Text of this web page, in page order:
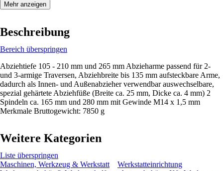
Mehr anzeigen
Beschreibung
Bereich überspringen
Abziehtiefe 105 - 210 mm und 265 mm Abzieharme passend für 2-
und 3-armige Traversen, Abziehbreite bis 135 mm aufsteckbare Arme,
dadurch als Innen- und Außenabzieher verwendbar auswechselbare,
spezial gehärtete Abziehfüße (Breite ca. 25 mm, Dicke ca. 4 mm) 2
Spindeln ca. 165 mm und 280 mm mit Gewinde M14 x 1,5 mm
Merkmale Bruttogewicht: 7850 g
Weitere Kategorien
Liste überspringen
Maschinen, Werkzeug & Werkstatt
Werkstatteinrichtung